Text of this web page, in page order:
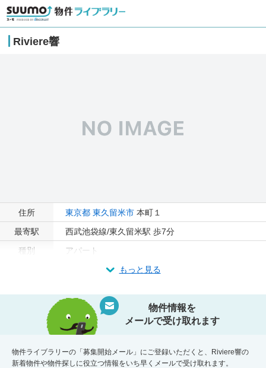
Riviere響
住所 東京都 東久留米市 本町１
最寄駅
西武池袋線/東久留米駅 歩7分
種別
アパート
もっと見る
物件情報を
メールで受け取れます
物件ライブラリーの「募集開始メール」にご登録いただくと、Riviere響の
新着物件や物件探しに役立つ情報をいち早くメールで受け取れます。